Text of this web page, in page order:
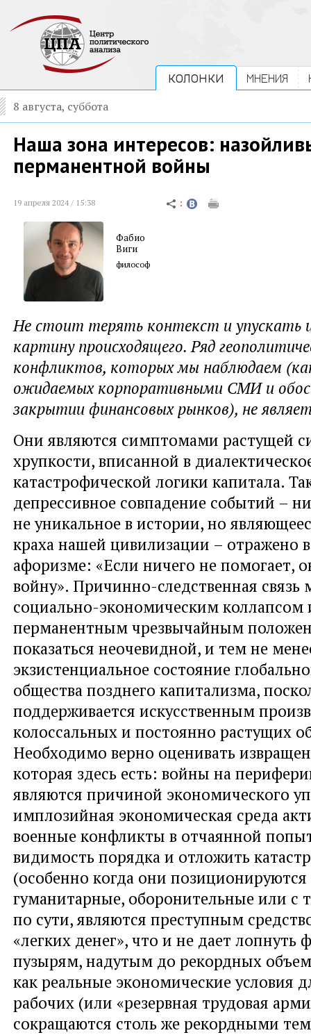
КОЛОНКИ МНЕНИЯ
8 августа, суббота
Наша зона интересов:
перманентной войны
19 апреля 2024 / 15:38
Фабио
Виги
философ
Не стоит терять контекст и упускать
картину происходящего. Ряд
конфликтов, которых мы наблюдаем
ожидаемых корпоративными СМИ и
закрытии финансовых рынков), не
Они являются симптомами растущей
хрупкости, вписанной в
катастрофической логики капитала.
депрессивное совпадение событий –
не уникальное в истории, но
краха нашей цивилизации – отражено
афоризме: «Если ничего не помогает,
войну». Причинно-следственная связь
социально-экономическим коллапсом
перманентным чрезвычайным
показаться неочевидной, и тем не
экзистенциальное состояние
общества позднего капитализма,
поддерживается искусственным
колоссальных и постоянно растущих
Необходимо верно оценивать
которая здесь есть: войны на
являются причиной экономического
имплозийная экономическая среда
военные конфликты в отчаянной
видимость порядка и отложить
(особенно когда они позиционируются
гуманитарные, оборонительные или с
по сути, являются преступным
«легких денег», что и не дает лопнуть
пузырям, надутым до рекордных
как реальные экономические условия
рабочих (или «резервная трудовая
сокращаются столь же рекордными